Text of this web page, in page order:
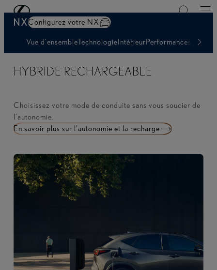
Passer au contenu principal
NXConfigurez votre NX
Vue d’ensembleTechnologieIntérieurPerformances
HYBRIDE RECHARGEABLE
Choisissez votre mode de conduite sans vous soucier de
l’autonomie.
En savoir plus sur l’autonomie et la recharge